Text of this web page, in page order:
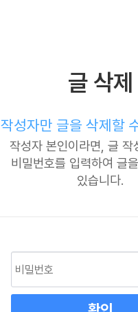
글 삭제
작성자만 글을 삭제할
작성자 본인이라면, 글 작
비밀번호를 입력하여 글
있습니다.